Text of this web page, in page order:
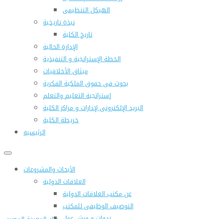
الهيكل التنظيمى
نبذة تاريخية
تاريخ الكلية
الإدارة الحالية
الخطة الإستراتجية و التنفيذية
ميثاق الأخلاقيات
بحوث فى حقوق الملكية الفكرية
إستراتجية التعليم والتعلم
البريد الإلكترونى لإدارات و مراكز الكلية
خريطة الكلية
الرئيسيه
الأبحاث والمشروعات
العلاقات الدولية
عن مكتب العلاقات الدولية
التوصيف الوظيفى للمكتب